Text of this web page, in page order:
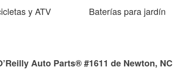
y ATV Baterías para jardín
Auto Parts® #1611 de Newton, NC